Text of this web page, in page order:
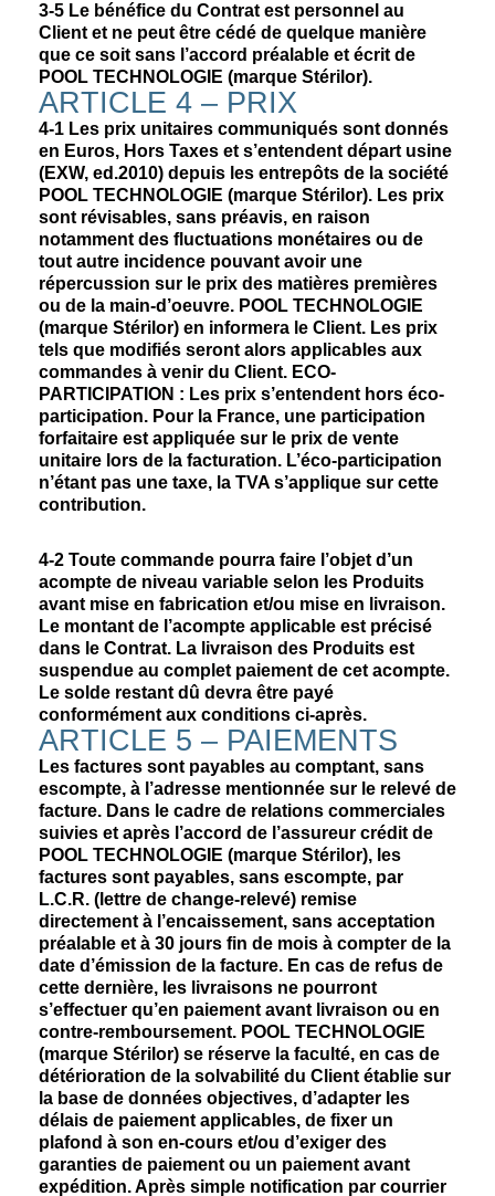
3-5 Le bénéfice du Contrat est personnel au
Client et ne peut être cédé de quelque manière
que ce soit sans l’accord préalable et écrit de
POOL TECHNOLOGIE (marque Stérilor).
ARTICLE 4 – PRIX
4-1 Les prix unitaires communiqués sont donnés
en Euros, Hors Taxes et s’entendent départ usine
(EXW, ed.2010) depuis les entrepôts de la société
POOL TECHNOLOGIE (marque Stérilor). Les prix
sont révisables, sans préavis, en raison
notamment des fluctuations monétaires ou de
tout autre incidence pouvant avoir une
répercussion sur le prix des matières premières
ou de la main-d’oeuvre. POOL TECHNOLOGIE
(marque Stérilor) en informera le Client. Les prix
tels que modifiés seront alors applicables aux
commandes à venir du Client. ECO-
PARTICIPATION : Les prix s’entendent hors éco-
participation. Pour la France, une participation
forfaitaire est appliquée sur le prix de vente
unitaire lors de la facturation. L’éco-participation
n’étant pas une taxe, la TVA s’applique sur cette
contribution.
4-2 Toute commande pourra faire l’objet d’un
acompte de niveau variable selon les Produits
avant mise en fabrication et/ou mise en livraison.
Le montant de l’acompte applicable est précisé
dans le Contrat. La livraison des Produits est
suspendue au complet paiement de cet acompte.
Le solde restant dû devra être payé
conformément aux conditions ci-après.
ARTICLE 5 – PAIEMENTS
Les factures sont payables au comptant, sans
escompte, à l’adresse mentionnée sur le relevé de
facture. Dans le cadre de relations commerciales
suivies et après l’accord de l’assureur crédit de
POOL TECHNOLOGIE (marque Stérilor), les
factures sont payables, sans escompte, par
L.C.R. (lettre de change-relevé) remise
directement à l’encaissement, sans acceptation
préalable et à 30 jours fin de mois à compter de la
date d’émission de la facture. En cas de refus de
cette dernière, les livraisons ne pourront
s’effectuer qu’en paiement avant livraison ou en
contre-remboursement. POOL TECHNOLOGIE
(marque Stérilor) se réserve la faculté, en cas de
détérioration de la solvabilité du Client établie sur
la base de données objectives, d’adapter les
délais de paiement applicables, de fixer un
plafond à son en-cours et/ou d’exiger des
garanties de paiement ou un paiement avant
expédition. Après simple notification par courrier